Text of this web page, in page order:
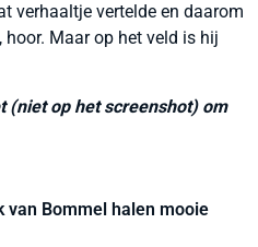
verhaaltje vertelde en daarom
Maar op het veld is hij
(niet op het screenshot) om
van Bommel halen mooie